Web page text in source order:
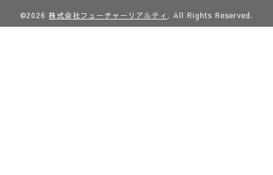
©2026 株式会社フューチャーリアルティ . All Rights Reserved.